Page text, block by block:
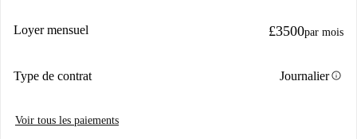
Loyer mensuel £3500par mois
Type de contrat Journalierinfo
Voir tous les paiements